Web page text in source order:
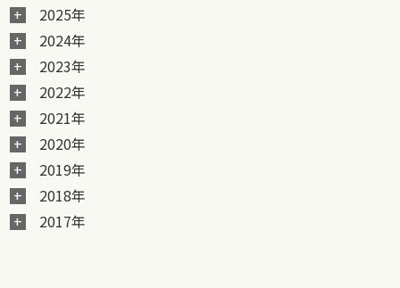
2025年
2024年
2023年
2022年
2021年
2020年
2019年
2018年
2017年